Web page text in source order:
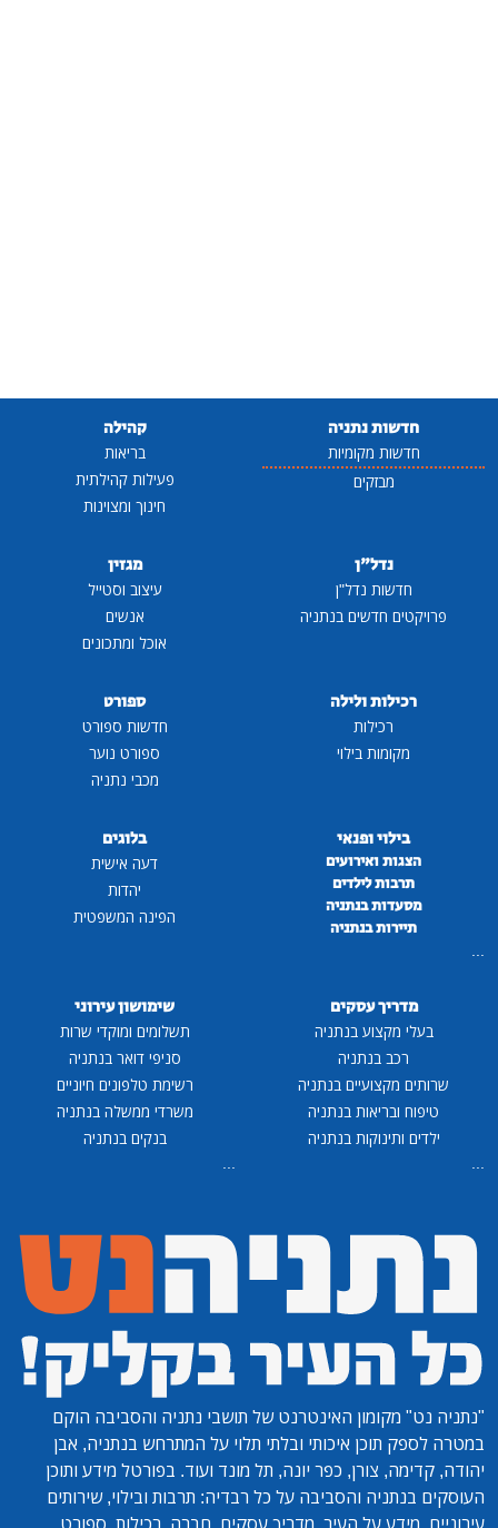
חדשות נתניה
חדשות מקומיות
מבזקים
קהילה
בריאות
פעילות קהילתית
חינוך ומצוינות
נדל"ן
חדשות נדל"ן
פרויקטים חדשים בנתניה
מגזין
עיצוב וסטייל
אנשים
אוכל ומתכונים
רכילות ולילה
רכילות
מקומות בילוי
ספורט
חדשות ספורט
ספורט נוער
מכבי נתניה
בילוי ופנאי
הצגות ואירועים
תרבות לילדים
מסעדות בנתניה
תיירות בנתניה
...
בלוגים
דעה אישית
יהדות
הפינה המשפטית
מדריך עסקים
בעלי מקצוע בנתניה
רכב בנתניה
שרותים מקצועיים בנתניה
טיפוח ובריאות בנתניה
ילדים ותינוקות בנתניה
...
שימושון עירוני
תשלומים ומוקדי שרות
סניפי דואר בנתניה
רשימת טלפונים חיוניים
משרדי ממשלה בנתניה
בנקים בנתניה
...
"נתניה נט" מקומון האינטרנט של תושבי נתניה והסביבה הוקם
במטרה לספק תוכן איכותי ובלתי תלוי על המתרחש בנתניה, אבן
יהודה, קדימה, צורן, כפר יונה, תל מונד ועוד. בפורטל מידע ותוכן
העוסקים בנתניה והסביבה על כל רבדיה: תרבות ובילוי, שירותים
עירוניים, מידע על העיר, מדריך עסקים, חברה, רכילות, ספורט,